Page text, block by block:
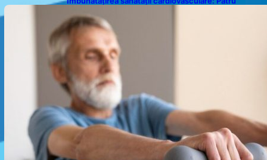
la domiciliu